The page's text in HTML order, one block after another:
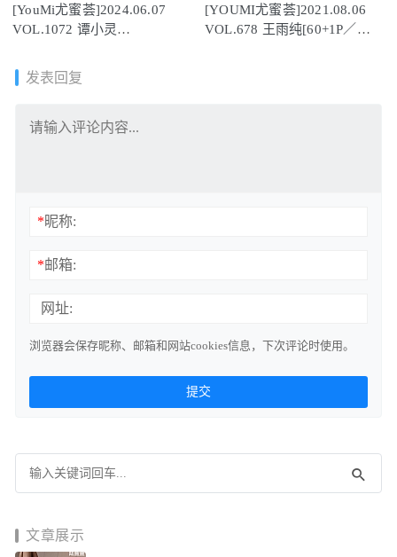
[YouMi尤蜜荟]2024.06.07
VOL.1072 谭小灵
[YOUMI尤蜜荟]2021.08.06
VOL.678 王雨纯[60+1P／
发表回复
*昵称:
*邮箱:
网址:
浏览器会保存昵称、邮箱和网站cookies信息，下次评论时使用。
文章展示